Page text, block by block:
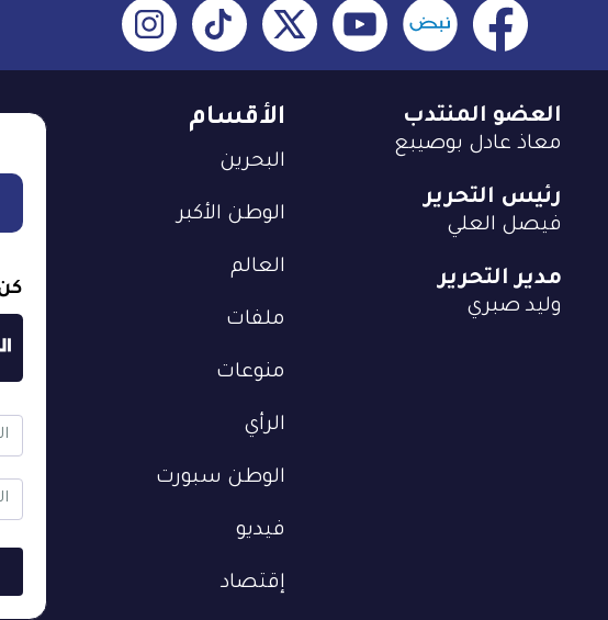
الأقسام
البحرين
الوطن الأكبر
العالم
ملفات
منوعات
الرأي
الوطن سبورت
فيديو
إقتصاد
العضو المنتدب
معاذ عادل بوصيبع
رئيس التحرير
فيصل العلي
مدير التحرير
وليد صبري